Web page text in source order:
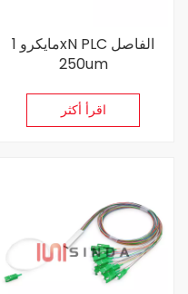
مايكرو 1xN PLC الفاصل
250um
اقرأ أكثر